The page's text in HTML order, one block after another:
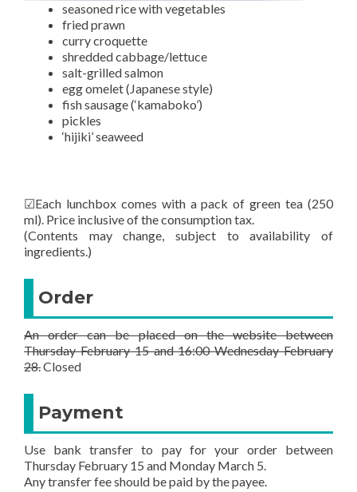
seasoned rice with vegetables
fried prawn
curry croquette
shredded cabbage/lettuce
salt-grilled salmon
egg omelet (Japanese style)
fish sausage (‘kamaboko’)
pickles
‘hijiki’ seaweed
☑Each lunchbox comes with a pack of green tea (250
ml). Price inclusive of the consumption tax.
(Contents may change, subject to availability of
ingredients.)
Order
An order can be placed on the website between
Thursday February 15 and 16:00 Wednesday February
28.Closed
Payment
Use bank transfer to pay for your order between
Thursday February 15 and Monday March 5.
Any transfer fee should be paid by the payee.